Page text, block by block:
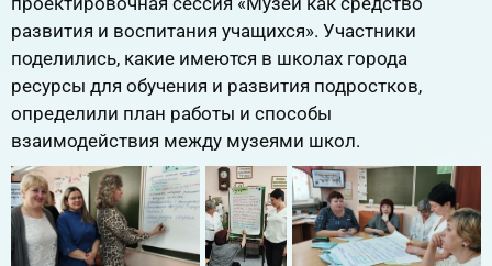
развития и воспитания учащихся». Участники
поделились, какие имеются в школах города
ресурсы для обучения и развития подростков,
определили план работы и способы
взаимодействия между музеями школ.